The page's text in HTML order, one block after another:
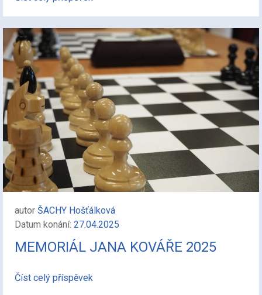
autor ŠACHY Hošťálková
Datum konání: 27.04.2025
MEMORIÁL JANA KOVÁŘE 2025
Číst celý příspěvek